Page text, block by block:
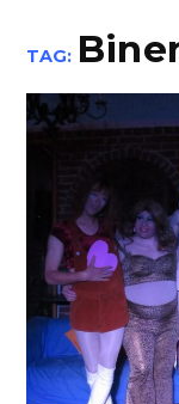
TAG: